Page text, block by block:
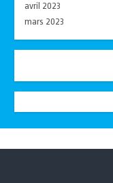
avril 2023
mars 2023